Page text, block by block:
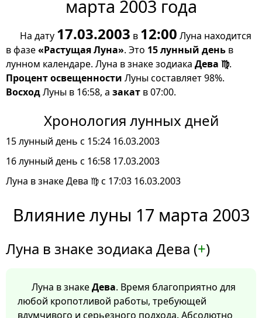
марта 2003 года
На дату 17.03.2003 в 12:00 Луна находится
в фазе«Растущая Луна». Это 15 лунный день в
лунном календаре. Луна в знаке зодиака Дева ♍.
Процент освещенности Луны составляет 98%.
ВосходЛуны в 16:58, а закат в 07:00.
Хронология лунных дней
15 лунный день с 15:24 16.03.2003
16 лунный день с 16:58 17.03.2003
Луна в знаке Дева ♍ с 17:03 16.03.2003
Влияние луны 17 марта 2003
Луна в знаке зодиака Дева (+)
Луна в знакеДева. Время благоприятно для
любой кропотливой работы, требующей
вдумчивого и серьезного подхода. Абсолютно